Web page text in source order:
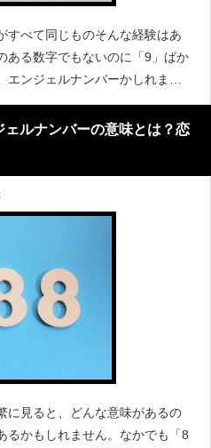
すべて同じものそんな経験はあ
ある数字でもないのに「9」ばか
ンジェルナンバーかしれませ
ると言われています。天使から
隠れているのがエンジェルナ
ルナンバーの意味とは？恋
に見ると、どんな意味があるの
るかもしれません。なかでも「8